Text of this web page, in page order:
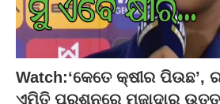
Watch:‘କେତେ କ୍ଷୀର ପିଉଛ’,
ଏମିତି ପ୍ରଶ୍ନରେ ମଜାଦାର